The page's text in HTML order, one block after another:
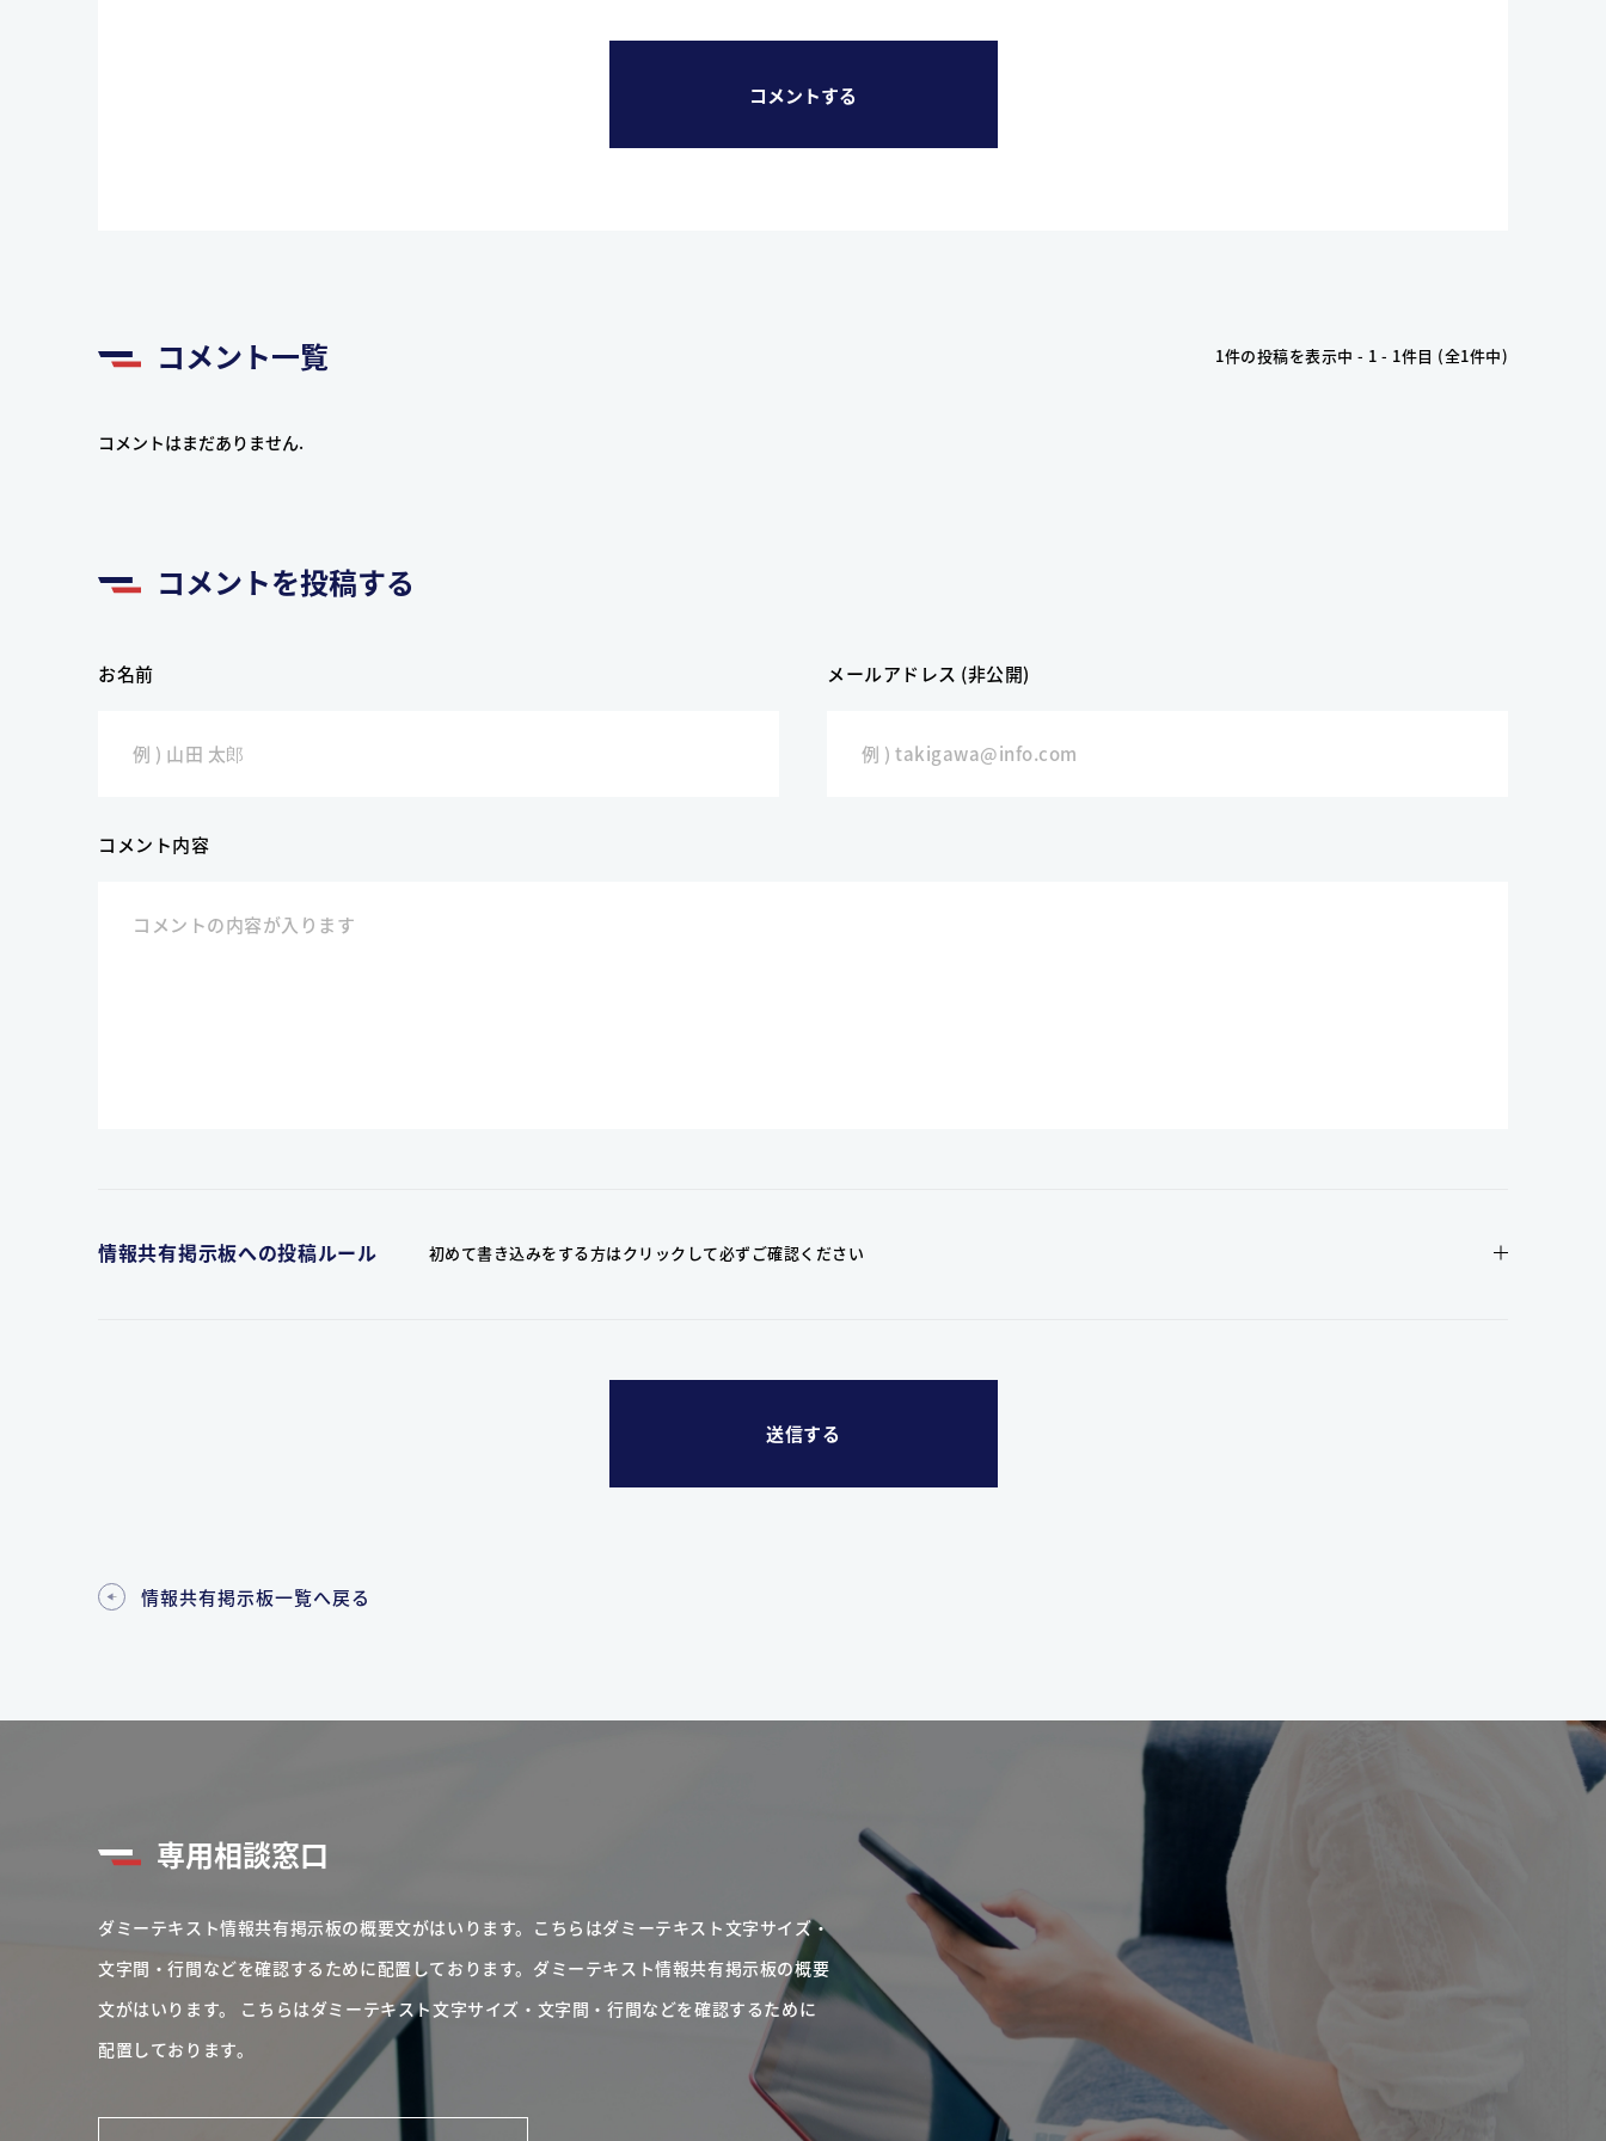
コメントする
コメント一覧 1件の投稿を表示中 - 1 - 1件目 (全1件中)
コメントはまだありません.
コメントを投稿する
お名前 メールアドレス (非公開)
コメント内容
情報共有掲示板への投稿ルール 初めて書き込みをする方はクリックして必ずご確認ください
情報共有掲示板一覧へ戻る
専用相談窓口
ダミーテキスト情報共有掲示板の概要文がはいります。こちらはダミーテキスト文字サイズ・
文字間・行間などを確認するために配置しております。ダミーテキスト情報共有掲示板の概要
文がはいります。 こちらはダミーテキスト文字サイズ・文字間・行間などを確認するために
配置しております。